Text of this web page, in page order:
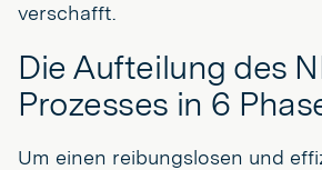
verschafft.
Die Aufteilung des
Prozesses in 6
Um einen reibungslosen und